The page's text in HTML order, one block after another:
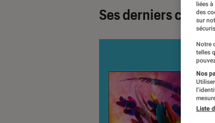
Ses derniers
liées
des
sur
Notre
telles
Nos
Liste